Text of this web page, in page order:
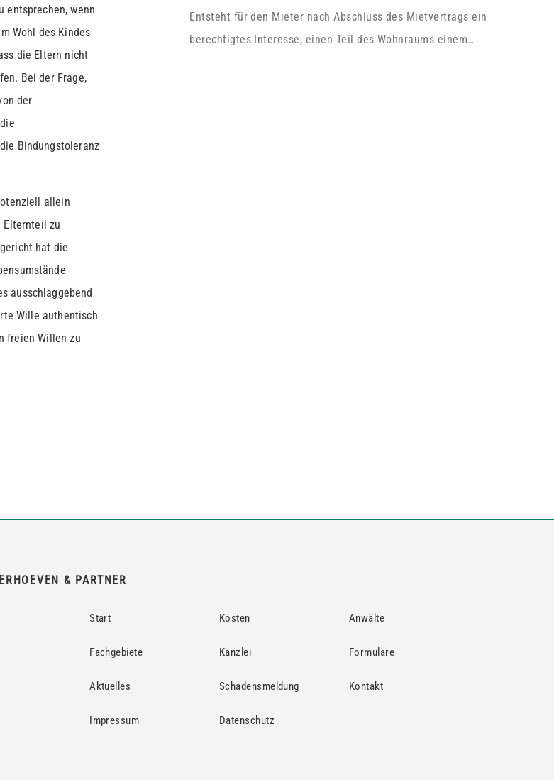
entsprechen, wenn
Wohl des Kindes
die Eltern nicht
Bei der Frage,
der
Bindungstoleranz
allein
Elternteil zu
hat die
ausschlaggebend
Wille authentisch
freien Willen zu
abgeschlossenen Wohnung im Dachgeschoss“. Tatsächlich
handelt es sich bei dem […]
Entsteht für den Mieter nach Abschluss des Mietvertrags ein
berechtigtes Interesse, einen Teil des Wohnraums einem
& PARTNER
Start Kosten Anwälte
Fachgebiete Kanzlei Formulare
Aktuelles Schadensmeldung Kontakt
Impressum Datenschutz